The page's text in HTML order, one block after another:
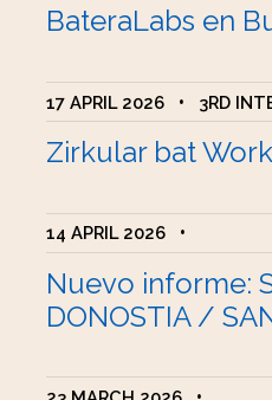
BateraLabs en
17 APRIL 2026 • 3RD
Zirkular bat
14 APRIL 2026 •
Nuevo informe:
DONOSTIA /